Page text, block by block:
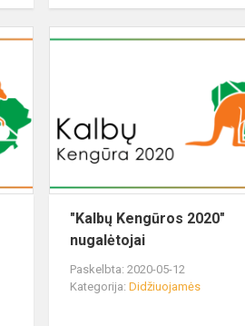
"Kalbų Kengūros 2020"
nugalėtojai
Paskelbta: 2020-05-12
Kategorija:Didžiuojamės